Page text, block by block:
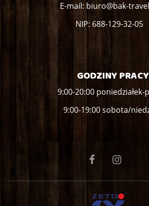
E-mail: biuro@bak-
NIP: 688-129-32-05
GODZINY PRACY
9:00-20:00 poniedziałek-
9:00-19:00 sobota/